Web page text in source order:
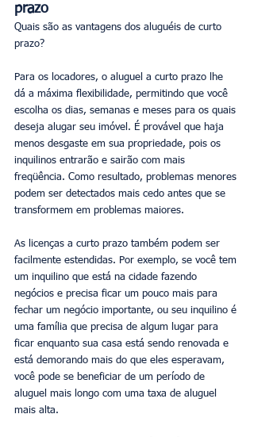
prazo
Quais são as vantagens dos aluguéis de curto
prazo?
Para os locadores, o aluguel a curto prazo lhe
dá a máxima flexibilidade, permitindo que você
escolha os dias, semanas e meses para os quais
deseja alugar seu imóvel. É provável que haja
menos desgaste em sua propriedade, pois os
inquilinos entrarão e sairão com mais
freqüência. Como resultado, problemas menores
podem ser detectados mais cedo antes que se
transformem em problemas maiores.
As licenças a curto prazo também podem ser
facilmente estendidas. Por exemplo, se você tem
um inquilino que está na cidade fazendo
negócios e precisa ficar um pouco mais para
fechar um negócio importante, ou seu inquilino é
uma família que precisa de algum lugar para
ficar enquanto sua casa está sendo renovada e
está demorando mais do que eles esperavam,
você pode se beneficiar de um período de
aluguel mais longo com uma taxa de aluguel
mais alta.